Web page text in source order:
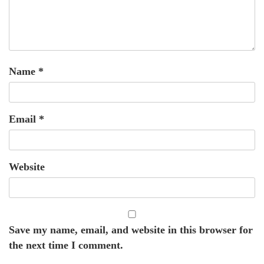
Name *
Email *
Website
Save my name, email, and website in this browser for
the next time I comment.